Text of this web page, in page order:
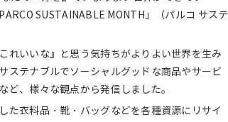
SUSTAINABLE MONTH」（パルコ サステ
れいいな』と思う気持ちがよりよい世界を生み
ステナブルでソーシャルグッドな商品やサービ
ど、様々な観点から発信しました。
た衣料品・靴・バッグなどを各種資源にリサイ